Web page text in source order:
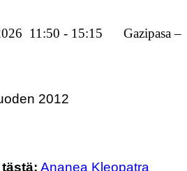
11:50 - 15:15 Gazipasa –
2012
Ananea Kleopatra